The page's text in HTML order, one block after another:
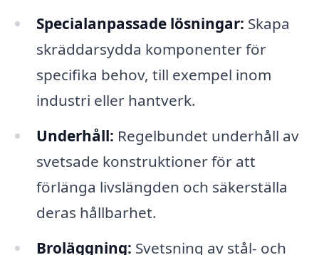
Specialanpassade lösningar: Skapa
skräddarsydda komponenter för
specifika behov, till exempel inom
industri eller hantverk.
Underhåll: Regelbundet underhåll av
svetsade konstruktioner för att
förlänga livslängden och säkerställa
deras hållbarhet.
Broläggning: Svetsning av stål- och